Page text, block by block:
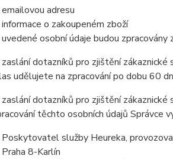
emailovou adresu
informace o zakoupeném zboží
osobní údaje budou zpracovány
zaslání dotazníků pro zjištění zákaznické
udělujete na zpracování po dobu 60
zaslání dotazníků pro zjištění zákaznické
těchto osobních údajů Správce
Poskytovatel služby Heureka,
Praha 8-Karlín